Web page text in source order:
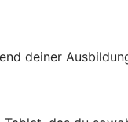
deiner